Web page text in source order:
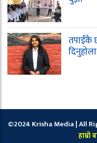
तपाईंकै
©2024 Krisha Media | All
हाम्रो